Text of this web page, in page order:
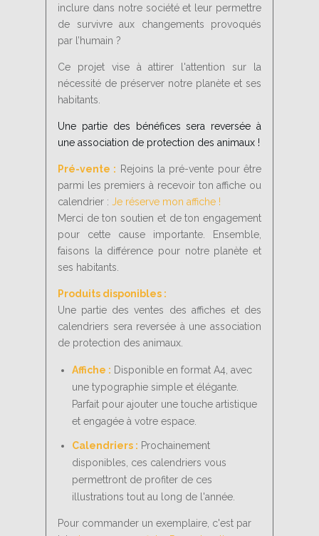
inclure dans notre société et leur permettre
de survivre aux changements provoqués
par l’humain ?
Ce projet vise à attirer l'attention sur la
nécessité de préserver notre planète et ses
habitants.
Une partie des bénéfices sera reversée à
une association de protection des animaux !
Pré-vente : Rejoins la pré-vente pour être
parmi les premiers à recevoir ton affiche ou
calendrier : Je réserve mon affiche !
Merci de ton soutien et de ton engagement
pour cette cause importante. Ensemble,
faisons la différence pour notre planète et
ses habitants.
Produits disponibles :
Une partie des ventes des affiches et des
calendriers sera reversée à une association
de protection des animaux.
Affiche : Disponible en format A4, avec
une typographie simple et élégante.
Parfait pour ajouter une touche artistique
et engagée à votre espace.
Calendriers : Prochainement
disponibles, ces calendriers vous
permettront de profiter de ces
illustrations tout au long de l'année.
Pour commander un exemplaire, c'est par